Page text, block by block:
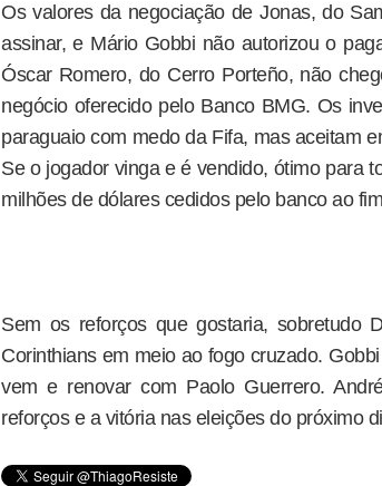
Os valores da negociação de Jonas, do
assinar, e Mário Gobbi não autorizou o
Óscar Romero, do Cerro Porteño, não
negócio oferecido pelo Banco BMG. Os
paraguaio com medo da Fifa, mas aceitam
Se o jogador vinga e é vendido, ótimo para
milhões de dólares cedidos pelo banco ao
Sem os reforços que gostaria, sobretudo
Corinthians em meio ao fogo cruzado.
vem e renovar com Paolo Guerrero.
reforços e a vitória nas eleições do próximo